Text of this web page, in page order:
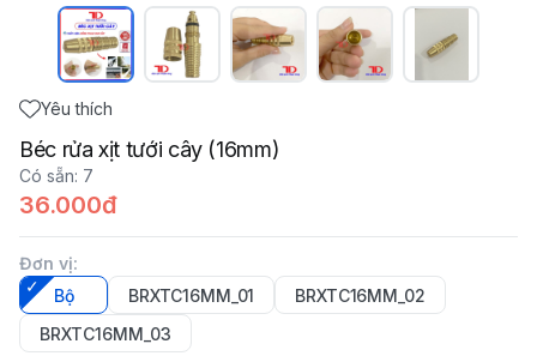
Yêu thích
Béc rửa xịt tưới cây (16mm)
Có sẵn: 7
36.000đ
Đơn vị:
Bộ
BRXTC16MM_01
BRXTC16MM_02
BRXTC16MM_03